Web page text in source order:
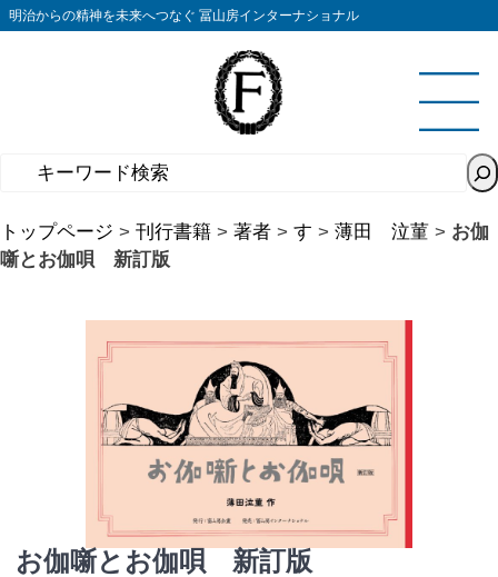
コ
テ
ン
ツ
ッ
明治からの精神を未来へつなぐ 冨山房インターナショナル
トップページ > 刊行書籍 > 著者 > す > 薄田 泣菫 > お伽
噺とお伽唄 新訂版
お伽噺とお伽唄 新訂版